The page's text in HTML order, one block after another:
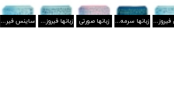
ریاضی فیروزه ای زبانها سرمه ای زبانها صورتی زبانها فیروزه ای ساینس فیروزه ای